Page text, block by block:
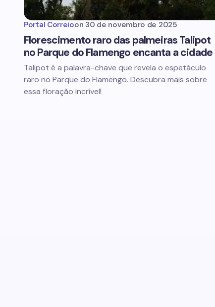
Portal Correioon 30 de novembro de 2025
Florescimento raro das palmeiras Talipot
no Parque do Flamengo encanta a cidade
Talipot é a palavra-chave que revela o espetáculo
raro no Parque do Flamengo. Descubra mais sobre
essa floração incrível!